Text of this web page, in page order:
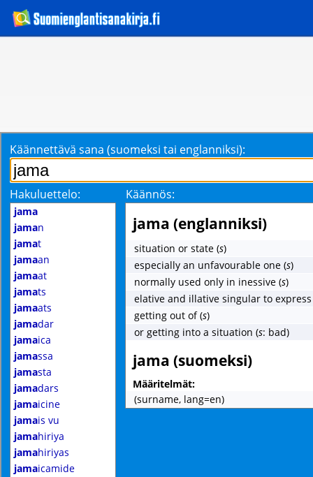
Käännettävä sana (suomeksi tai englanniksi):
Hakuluettelo: Käännös:
jama
jaman
jamat
jamaan
jamaat
jamats
jamaats
jamadar
jamaica
jamassa
jamasta
jamadars
jamaicine
jamais vu
jamahiriya
jamahiriyas
jamaicamide
jama (englanniksi)
situation or state (s)
especially an unfavourable one (s)
normally used only in inessive (s)
elative and illative singular to
getting out of(s)
or getting into a situation (s: bad)
jama (suomeksi)
Määritelmät:
(surname, lang=en)